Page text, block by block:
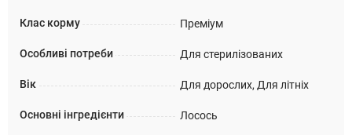
Клас корму Преміум
Особливі потреби Для стерилізованих
Вік Для дорослих, Для літніх
Основні інгредієнти Лосось